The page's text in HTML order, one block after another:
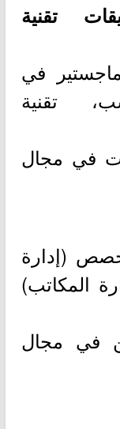
تقنية
في
تقنية
عن 4 سنوات في مجال
(إدارة
المكاتب)
في مجال